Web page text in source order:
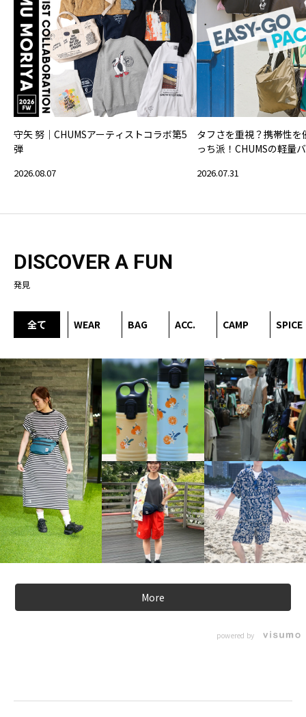
守矢 努｜CHUMSアーティストコラボ第5
弾
2026.08.07
タフさを重視？携帯性
っち派！CHUMSの軽量
2026.07.31
DISCOVER A FUN
発見
全て WEAR BAG ACC. CAMP SPICE
More
powered by